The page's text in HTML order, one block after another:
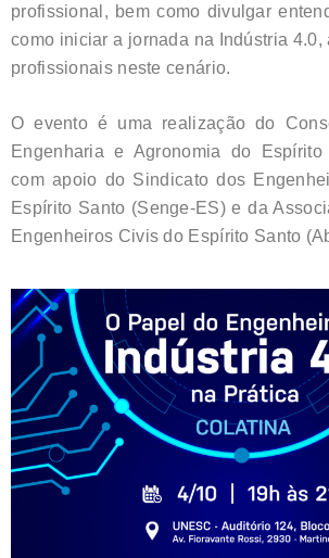
profissional, bem como divulgar
como iniciar a jornada na Indústria
profissionais neste cenário.
O evento é uma realização do
Engenharia e Agronomia do Espírito
com apoio do Sindicato dos
Espírito Santo (Senge-ES) e da
Engenheiros Civis do Espírito Santo